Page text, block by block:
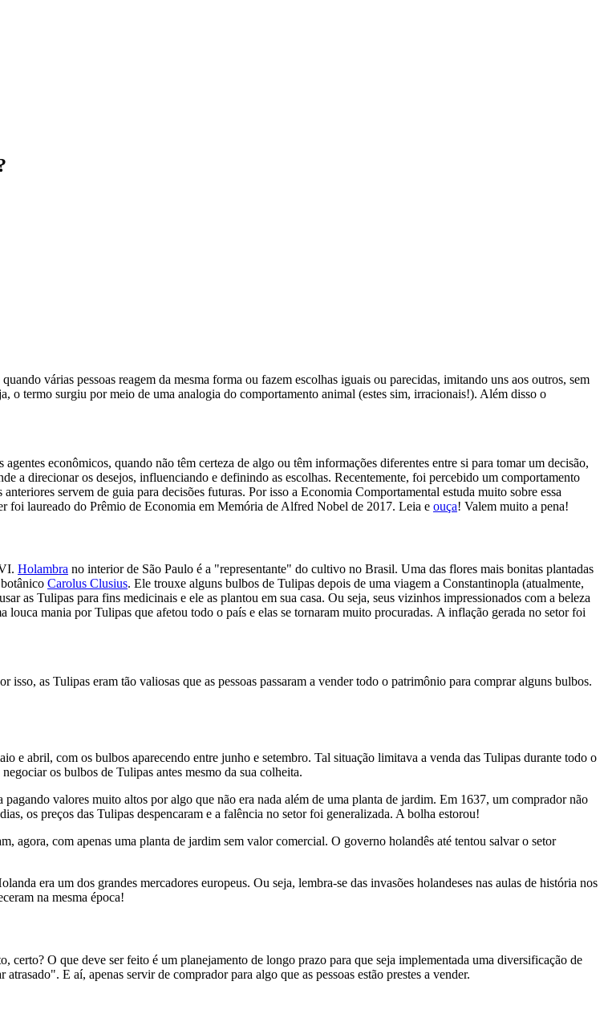
várias pessoas reagem da mesma forma ou fazem escolhas iguais ou parecidas, imitando uns aos outros, sem
o termo surgiu por meio de uma analogia do comportamento animal (estes sim, irracionais!). Além disso o
econômicos, quando não têm certeza de algo ou têm informações diferentes entre si para tomar um decisão,
a direcionar os desejos, influenciando e definindo as escolhas. Recentemente, foi percebido um comportamento
servem de guia para decisões futuras. Por isso a Economia Comportamental estuda muito sobre essa
foi laureado do Prêmio de Economia em Memória de Alfred Nobel de 2017. Leia e ouça! Valem muito a pena!
Holambra no interior de São Paulo é a "representante" do cultivo no Brasil. Uma das flores mais bonitas plantadas
Carolus Clusius. Ele trouxe alguns bulbos de Tulipas depois de uma viagem a Constantinopla (atualmente,
as Tulipas para fins medicinais e ele as plantou em sua casa. Ou seja, seus vizinhos impressionados com a beleza
mania por Tulipas que afetou todo o país e elas se tornaram muito procuradas. A inflação gerada no setor foi
as Tulipas eram tão valiosas que as pessoas passaram a vender todo o patrimônio para comprar alguns bulbos.
e abril, com os bulbos aparecendo entre junho e setembro. Tal situação limitava a venda das Tulipas durante todo o
os bulbos de Tulipas antes mesmo da sua colheita.
valores muito altos por algo que não era nada além de uma planta de jardim. Em 1637, um comprador não
os preços das Tulipas despencaram e a falência no setor foi generalizada. A bolha estorou!
agora, com apenas uma planta de jardim sem valor comercial. O governo holandês até tentou salvar o setor
era um dos grandes mercadores europeus. Ou seja, lembra-se das invasões holandeses nas aulas de história nos
na mesma época!
O que deve ser feito é um planejamento de longo prazo para que seja implementada uma diversificação de
E aí, apenas servir de comprador para algo que as pessoas estão prestes a vender.